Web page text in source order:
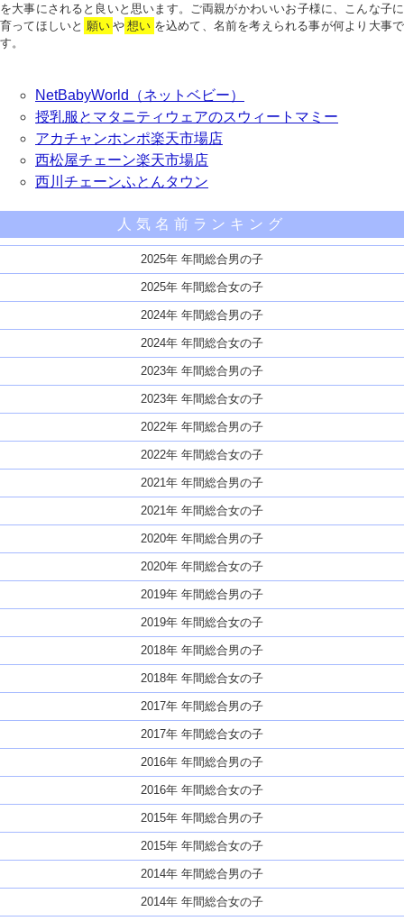
を大事にされると良いと思います。ご両親がかわいいお子様に、こんな子に
育ってほしいと 願い や 想い を込めて、名前を考えられる事が何より大事で
す。
NetBabyWorld（ネットベビー）
授乳服とマタニティウェアのスウィートマミー
アカチャンホンポ楽天市場店
西松屋チェーン楽天市場店
西川チェーンふとんタウン
人気名前ランキング
2025年 年間総合男の子
2025年 年間総合女の子
2024年 年間総合男の子
2024年 年間総合女の子
2023年 年間総合男の子
2023年 年間総合女の子
2022年 年間総合男の子
2022年 年間総合女の子
2021年 年間総合男の子
2021年 年間総合女の子
2020年 年間総合男の子
2020年 年間総合女の子
2019年 年間総合男の子
2019年 年間総合女の子
2018年 年間総合男の子
2018年 年間総合女の子
2017年 年間総合男の子
2017年 年間総合女の子
2016年 年間総合男の子
2016年 年間総合女の子
2015年 年間総合男の子
2015年 年間総合女の子
2014年 年間総合男の子
2014年 年間総合女の子